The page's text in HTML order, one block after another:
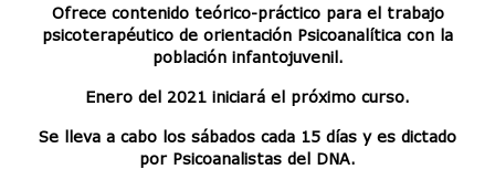
Admisión
Actividades
Jornadas para Padres
Ofrece contenido teórico-práctico para el trabajo
psicoterapéutico de orientación Psicoanalítica con la
población infantojuvenil.
Enero del 2021 iniciará el próximo curso.
Se lleva a cabo los sábados cada 15 días y es dictado
por Psicoanalistas del DNA.